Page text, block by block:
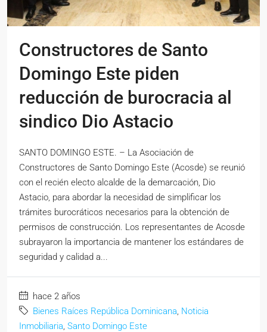
Constructores de Santo
Domingo Este piden
reducción de burocracia al
sindico Dio Astacio
SANTO DOMINGO ESTE. – La Asociación de
Constructores de Santo Domingo Este (Acosde) se reunió
con el recién electo alcalde de la demarcación, Dio
Astacio, para abordar la necesidad de simplificar los
trámites burocráticos necesarios para la obtención de
permisos de construcción. Los representantes de Acosde
subrayaron la importancia de mantener los estándares de
seguridad y calidad a...
hace 2 años
Bienes Raíces República Dominicana, Noticia
Inmobiliaria, Santo Domingo Este